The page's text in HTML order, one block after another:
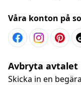
Våra konton på
Avbryta avtalet
Skicka in en